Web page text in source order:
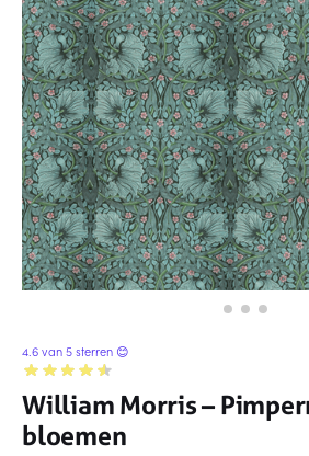
4.6 van 5 sterren 😊
William Morris –
bloemen